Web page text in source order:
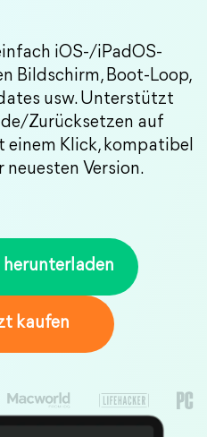
iOS-/iPadOS-
Bildschirm, Boot-Loop,
usw. Unterstützt
Zurücksetzen auf
einem Klick, kompatibel
neuesten Version.
herunterladen
kaufen